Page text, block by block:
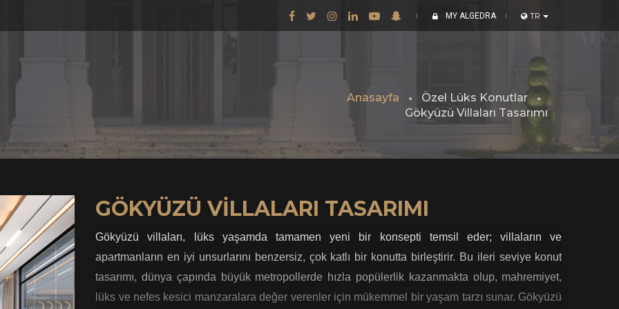
MY ALGEDRA TR
Anasayfa
Özel Lüks Konutlar
Gökyüzü Villaları Tasarımı
GÖKYÜZÜ VILLALARI TASARIMI
Gökyüzü villaları, lüks yaşamda tamamen yeni bir konsepti temsil eder; villaların ve
apartmanların en iyi unsurlarını benzersiz, çok katlı bir konutta birleştirir. Bu ileri seviye konut
tasarımı, dünya çapında büyük metropollerde hızla popülerlik kazanmakta olup, mahremiyet,
lüks ve nefes kesici manzaralara değer verenler için mükemmel bir yaşam tarzı sunar. Gökyüzü